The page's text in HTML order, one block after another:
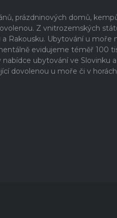
prázdninových domů,
Z vnitrozemských
Rakousku. Ubytování u moře
evidujeme téměř 100
ubytování ve Slovinku
dovolenou u moře či v